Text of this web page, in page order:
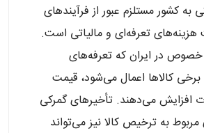
به کشور مستلزم عبور از فرآیندهای
تعرفه‌ای و مالیاتی است.
خصوص در ایران که تعرفه‌های
برخی کالاها اعمال می‌شود، قیمت
افزایش می‌دهند. تأخیرهای گمرکی
به ترخیص کالا نیز می‌تواند